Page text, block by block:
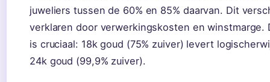
juweliers tussen de 60% en 85% daarvan. Dit
verklaren door verwerkingskosten en winstmarge.
is cruciaal: 18k goud (75% zuiver) levert
24k goud (99,9% zuiver).